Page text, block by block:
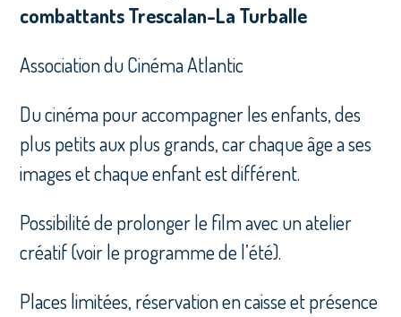
combattants Trescalan-La Turballe
Association du Cinéma Atlantic
Du cinéma pour accompagner les enfants, des
plus petits aux plus grands, car chaque âge a ses
images et chaque enfant est différent.
Possibilité de prolonger le film avec un atelier
créatif (voir le programme de l’été).
Places limitées, réservation en caisse et présence